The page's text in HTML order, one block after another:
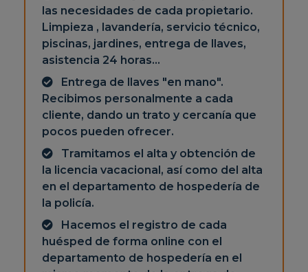
las necesidades de cada propietario.
Limpieza , lavandería, servicio técnico,
piscinas, jardines, entrega de llaves,
asistencia 24 horas...
Entrega de llaves "en mano".
Recibimos personalmente a cada
cliente, dando un trato y cercanía que
pocos pueden ofrecer.
Tramitamos el alta y obtención de
la licencia vacacional, así como del alta
en el departamento de hospedería de
la policía.
Hacemos el registro de cada
huésped de forma online con el
departamento de hospedería en el